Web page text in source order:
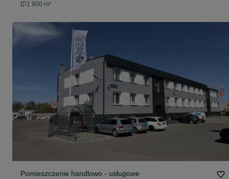
1 900 m²
Pomieszczenie handlowo - usługowe